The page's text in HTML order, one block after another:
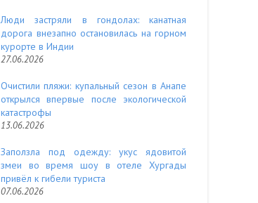
Люди застряли в гондолах: канатная
дорога внезапно остановилась на горном
курорте в Индии
27.06.2026
Очистили пляжи: купальный сезон в Анапе
открылся впервые после экологической
катастрофы
13.06.2026
Заползла под одежду: укус ядовитой
змеи во время шоу в отеле Хургады
привёл к гибели туриста
07.06.2026